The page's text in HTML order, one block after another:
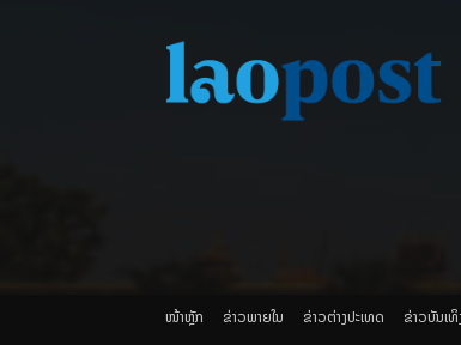
ໜ້າຫຼັກ ຂ່າວພາຍ​ໃນ ຂ່າວຕ່າງປະເທດ ຂ່າວບັນເທິ